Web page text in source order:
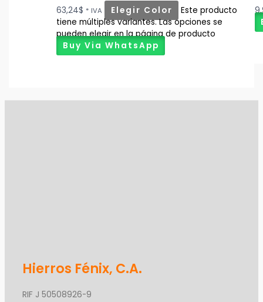
63,24$ * IVA Elegir Color
Este producto
tiene múltiples variantes. Las opciones se
pueden elegir en la página de producto
Buy Via WhatsApp
Hierros Fénix, C.A.
RIF J 50508926-9